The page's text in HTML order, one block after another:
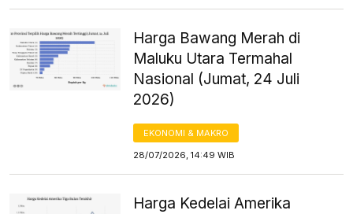
Harga Bawang Merah di
Maluku Utara Termahal
Nasional (Jumat, 24 Juli
2026)
EKONOMI & MAKRO
28/07/2026, 14:49 WIB
Harga Kedelai Amerika